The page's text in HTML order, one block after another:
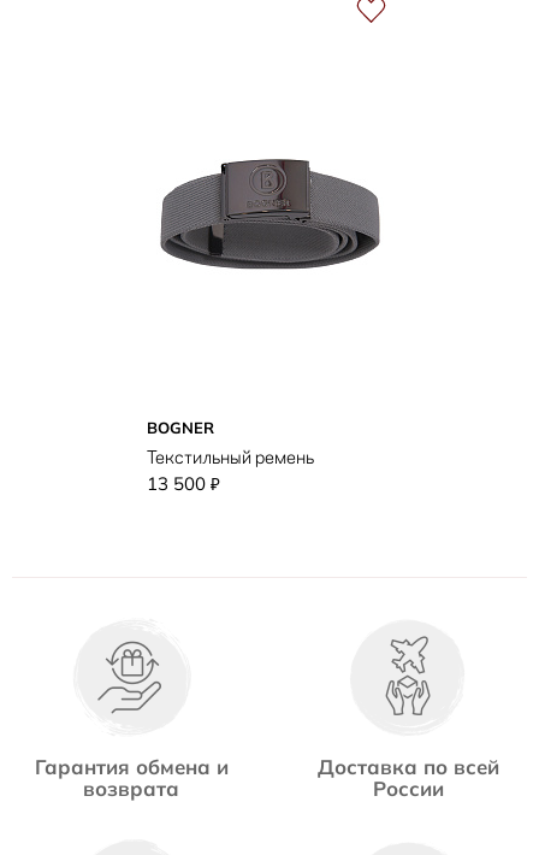
BOGNER
Текстильный ремень
13 500 ₽
Гарантия обмена и
возврата
Доставка по всей
России